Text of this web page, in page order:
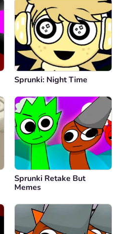
Sprunki: Night Time
Sprunki Retake But
Memes